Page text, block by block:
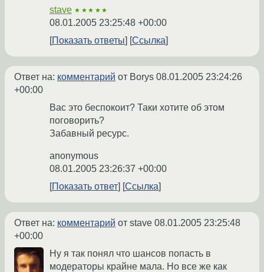
stave ★★★★★
08.01.2005 23:25:48 +00:00
Показать ответы
Ссылка
Ответ на: комментарий от Borys 08.01.2005 23:24:26
+00:00
Вас это беспокоит? Таки хотите об этом
поговорить?
Забавный ресурс.
anonymous
08.01.2005 23:26:37 +00:00
Показать ответ
Ссылка
Ответ на: комментарий от stave 08.01.2005 23:25:48
+00:00
Ну я так понял что шансов попасть в
модераторы крайне мала. Но все же как